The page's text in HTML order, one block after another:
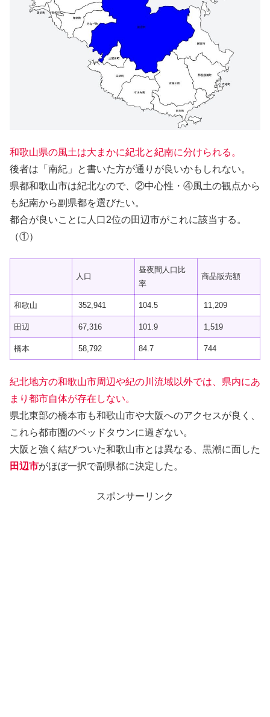
和歌山県の風土は大まかに紀北と紀南に分けられる。
後者は「南紀」と書いた方が通りが良いかもしれない。
県都和歌山市は紀北なので、②中心性・④風土の観点から
も紀南から副県都を選びたい。
都合が良いことに人口2位の田辺市がこれに該当する。
（①）
人口
昼夜間人口比
率
商品販売額
和歌山 352,941 104.5 11,209
田辺 67,316 101.9 1,519
橋本 58,792 84.7 744
紀北地方の和歌山市周辺や紀の川流域以外では、県内にあ
まり都市自体が存在しない。
県北東部の橋本市も和歌山市や大阪へのアクセスが良く、
これら都市圏のベッドタウンに過ぎない。
大阪と強く結びついた和歌山市とは異なる、黒潮に面した
田辺市がほぼ一択で副県都に決定した。
スポンサーリンク